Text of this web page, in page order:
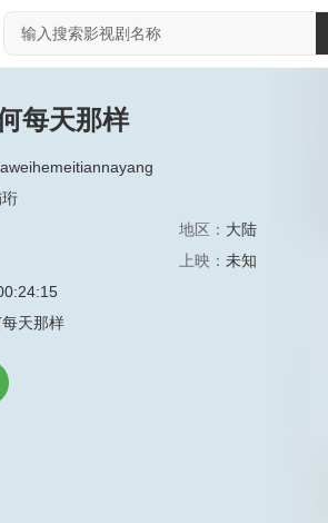
每天那样
地区： 大陆
上映： 未知
天那样